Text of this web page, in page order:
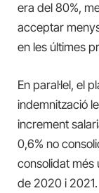
era del 80%,
acceptar
en les últimes
En paral·lel, el
indemnització
increment
0,6% no
consolidat més
de 2020 i 2021.